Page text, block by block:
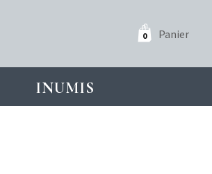
0 Panier
INUMIS